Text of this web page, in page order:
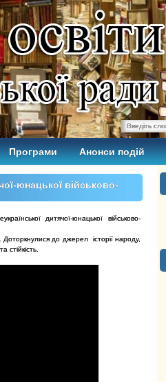
Програми Анонси подій
юнацької військово-
дитячої-юнацької військово-
до джерел історії народу,
стійкість.